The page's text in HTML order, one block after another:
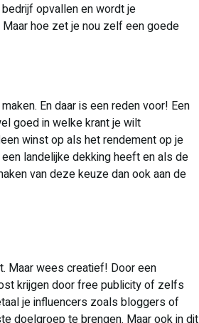
opvallen en wordt je
hoe zet je nou zelf een goede
En daar is een reden voor! Een
goed in welke krant je wilt
winst op als het rendement op je
landelijke dekking heeft en als de
van deze keuze dan ook aan de
Maar wees creatief! Door een
krijgen door free publicity of zelfs
je influencers zoals bloggers of
doelgroep te brengen. Maar ook in dit